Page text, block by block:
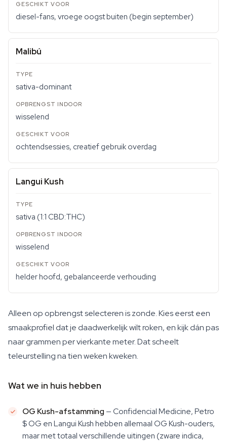
diesel-fans, vroege oogst buiten (begin september)
Malibú
sativa-dominant
wisselend
ochtendsessies, creatief gebruik overdag
Langui Kush
sativa (1:1 CBD:THC)
wisselend
helder hoofd, gebalanceerde verhouding
Alleen op opbrengst selecteren is zonde. Kies eerst een
smaakprofiel dat je daadwerkelijk wilt roken, en kijk dán pas
naar grammen per vierkante meter. Dat scheelt
teleurstelling na tien weken kweken.
Wat we in huis hebben
OG Kush-afstamming — Confidencial Medicine, Petro
$ OG en Langui Kush hebben allemaal OG Kush-ouders,
maar met totaal verschillende uitingen (zware indica,